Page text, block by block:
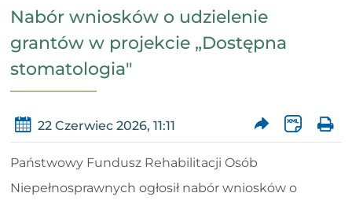
Nabór wniosków o udzielenie
grantów w projekcie „Dostępna
stomatologia"
22 Czerwiec 2026, 11:11
Państwowy Fundusz Rehabilitacji Osób
Niepełnosprawnych ogłosił nabór wniosków o